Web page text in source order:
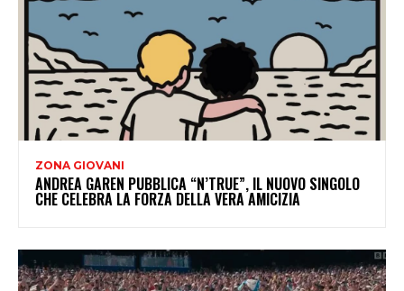
ZONA GIOVANI
ANDREA GAREN PUBBLICA “N’TRUE”, IL NUOVO SINGOLO
CHE CELEBRA LA FORZA DELLA VERA AMICIZIA